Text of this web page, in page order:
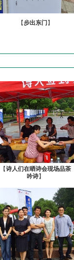
【步出东门 】
【诗人们在晒诗会现场品茶
吟诗】